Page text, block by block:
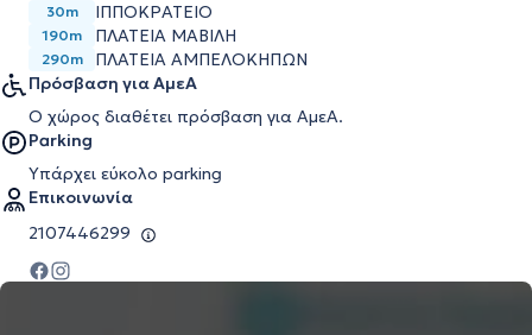
30m ΙΠΠΟΚΡΑΤΕΙΟ
190m ΠΛΑΤΕΙΑ ΜΑΒΙΛΗ
290m
ΠΛΑΤΕΙΑ ΑΜΠΕΛΟΚΗΠΩΝ
Πρόσβαση για ΑμεΑ
Ο χώρος διαθέτει πρόσβαση για ΑμεΑ.
Parking
Υπάρχει εύκολο parking
Επικοινωνία
2107446299